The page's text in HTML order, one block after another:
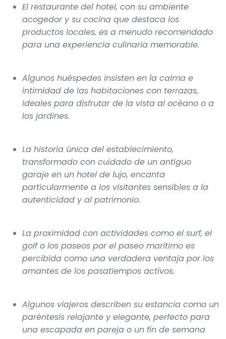
El restaurante del hotel, con su ambiente
acogedor y su cocina que destaca los
productos locales, es a menudo recomendado
para una experiencia culinaria memorable.
Algunos huéspedes insisten en la calma e
intimidad de las habitaciones con terrazas,
ideales para disfrutar de la vista al océano o a
los jardines.
La historia única del establecimiento,
transformado con cuidado de un antiguo
garaje en un hotel de lujo, encanta
particularmente a los visitantes sensibles a la
autenticidad y al patrimonio.
La proximidad con actividades como el surf, el
golf o los paseos por el paseo marítimo es
percibida como una verdadera ventaja por los
amantes de los pasatiempos activos.
Algunos viajeros describen su estancia como un
paréntesis relajante y elegante, perfecto para
una escapada en pareja o un fin de semana